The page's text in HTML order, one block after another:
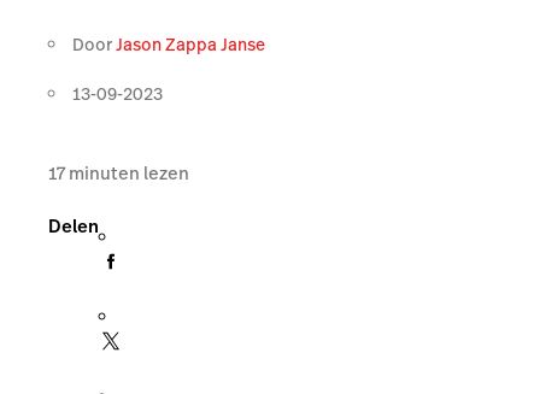
DoorJason Zappa Janse
13-09-2023
17minuten lezen
Delen